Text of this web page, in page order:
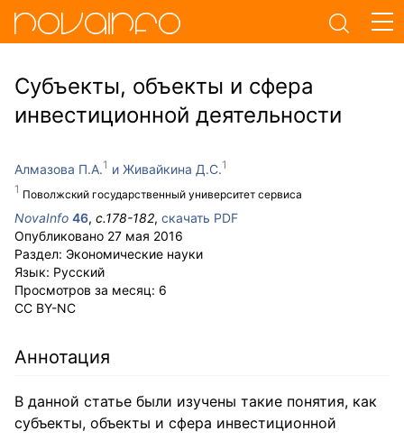
Субъекты, объекты и сфера
инвестиционной деятельности
Алмазова П.А.
Поволжский государственный университет сервиса
Живайкина Д.С.
NovaInfo 46, с.178-182, скачать PDF
Опубликовано 27 мая 2016
Раздел: Экономические науки
Язык: Русский
Просмотров за месяц: 6
CC BY-NC
Аннотация
В данной статье были изучены такие понятия, как
субъекты, объекты и сфера инвестиционной